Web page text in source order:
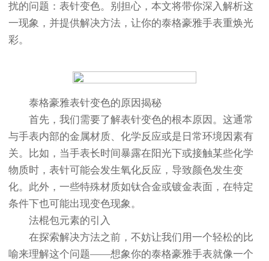
扰的问题：表针变色。别担心，本文将带你深入解析这
一现象，并提供解决方法，让你的泰格豪雅手表重焕光
彩。
泰格豪雅表针变色的原因揭秘
首先，我们需要了解表针变色的根本原因。这通常
与手表内部的金属材质、化学反应或是日常环境因素有
关。比如，当手表长时间暴露在阳光下或接触某些化学
物质时，表针可能会发生氧化反应，导致颜色发生变
化。此外，一些特殊材质如钛合金或镀金表面，在特定
条件下也可能出现变色现象。
法棍包元素的引入
在探索解决方法之前，不妨让我们用一个轻松的比
喻来理解这个问题——想象你的泰格豪雅手表就像一个